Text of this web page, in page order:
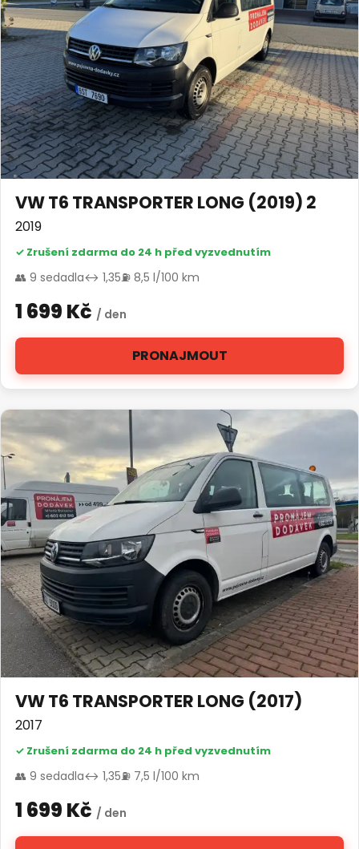
VW T6 TRANSPORTER LONG (2019) 2
2019
✓ Zrušení zdarma do 24 h před vyzvednutím
👥 9 sedadla↔ 1,35⛽ 8,5 l/100 km
1 699 Kč / den
PRONAJMOUT
VW T6 TRANSPORTER LONG (2017)
2017
✓ Zrušení zdarma do 24 h před vyzvednutím
👥 9 sedadla↔ 1,35⛽ 7,5 l/100 km
1 699 Kč / den